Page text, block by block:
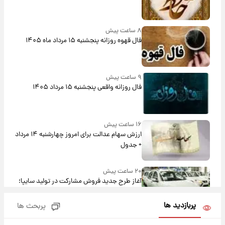
۸ ساعت پیش
فال قهوه روزانه پنجشنبه ۱۵ مرداد ماه ۱۴۰۵
۹ ساعت پیش
فال روزانه واقعی پنجشنبه ۱۵ مرداد ۱۴۰۵
۱۶ ساعت پیش
ارزش سهام عدالت برای امروز چهارشنبه ۱۴ مرداد
+ جدول
۲۰ ساعت پیش
آغاز طرح جدید فروش مشارکت در تولید سایپا؛
سود مشارکت چند درصد است؟
پربازدید ها پربحث ها